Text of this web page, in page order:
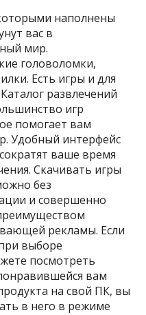
наполнены
вас в
мир.
головоломки,
Есть игры и для
развлечений
игр
помогает вам
Удобный интерфейс
ваше время
Скачивать игры
без
и совершенно
рекламы. Если
выборе
посмотреть
вам
на свой ПК, вы
в него в режиме